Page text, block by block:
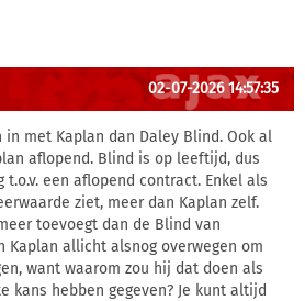
02-07-2026 14:57:35
met Kaplan dan Daley Blind. Ook al
aflopend. Blind is op leeftijd, dus
t.o.v. een aflopend contract. Enkel als
ziet, meer dan Kaplan zelf.
toevoegt dan de Blind van
Kaplan allicht alsnog overwegen om
want waarom zou hij dat doen als
kans hebben gegeven? Je kunt altijd